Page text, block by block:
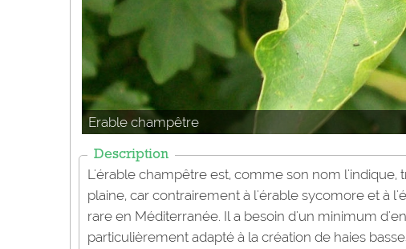
Erable champêtre
Description
L'érable champêtre est, comme son nom l'indique,
plaine, car contrairement à l'érable sycomore et à
rare en Méditerranée. Il a besoin d'un minimum
particulièrement adapté à la création de haies